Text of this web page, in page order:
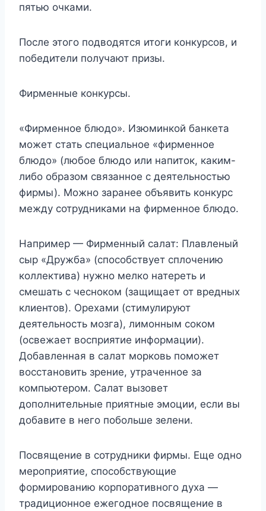
пятью очками.
После этого подводятся итоги конкурсов, и
победители получают призы.
Фирменные конкурсы.
«Фирменное блюдо». Изюминкой банкета
может стать специальное «фирменное
блюдо» (любое блюдо или напиток, каким-
либо образом связанное с деятельностью
фирмы). Можно заранее объявить конкурс
между сотрудниками на фирменное блюдо.
Например — Фирменный салат: Плавленый
сыр «Дружба» (способствует сплочению
коллектива) нужно мелко натереть и
смешать с чесноком (защищает от вредных
клиентов). Орехами (стимулируют
деятельность мозга), лимонным соком
(освежает восприятие информации).
Добавленная в салат морковь поможет
восстановить зрение, утраченное за
компьютером. Салат вызовет
дополнительные приятные эмоции, если вы
добавите в него побольше зелени.
Посвящение в сотрудники фирмы. Еще одно
мероприятие, способствующие
формированию корпоративного духа —
традиционное ежегодное посвящение в